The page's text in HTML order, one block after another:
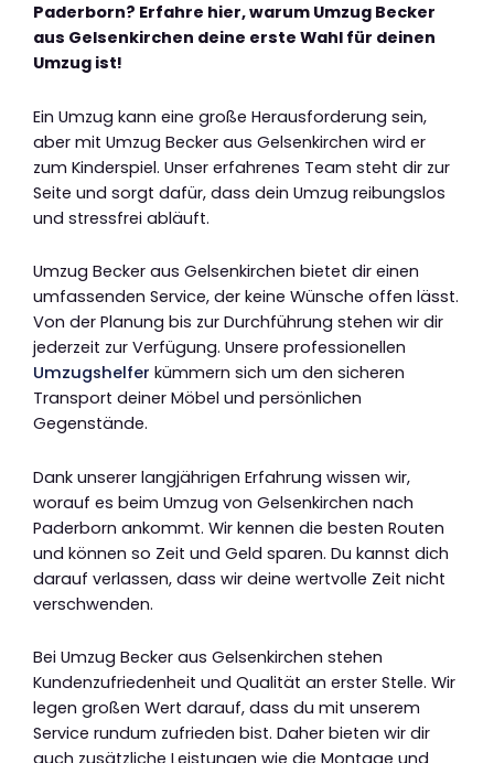
Paderborn? Erfahre hier, warum Umzug Becker
aus Gelsenkirchen deine erste Wahl für deinen
Umzug ist!
Ein Umzug kann eine große Herausforderung sein,
aber mit Umzug Becker aus Gelsenkirchen wird er
zum Kinderspiel. Unser erfahrenes Team steht dir zur
Seite und sorgt dafür, dass dein Umzug reibungslos
und stressfrei abläuft.
Umzug Becker aus Gelsenkirchen bietet dir einen
umfassenden Service, der keine Wünsche offen lässt.
Von der Planung bis zur Durchführung stehen wir dir
jederzeit zur Verfügung. Unsere professionellen
Umzugshelfer kümmern sich um den sicheren
Transport deiner Möbel und persönlichen
Gegenstände.
Dank unserer langjährigen Erfahrung wissen wir,
worauf es beim Umzug von Gelsenkirchen nach
Paderborn ankommt. Wir kennen die besten Routen
und können so Zeit und Geld sparen. Du kannst dich
darauf verlassen, dass wir deine wertvolle Zeit nicht
verschwenden.
Bei Umzug Becker aus Gelsenkirchen stehen
Kundenzufriedenheit und Qualität an erster Stelle. Wir
legen großen Wert darauf, dass du mit unserem
Service rundum zufrieden bist. Daher bieten wir dir